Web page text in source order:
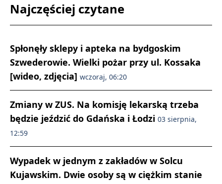
Najczęściej czytane
Spłonęły sklepy i apteka na bydgoskim
Szwederowie. Wielki pożar przy ul. Kossaka
[wideo, zdjęcia] wczoraj, 06:20
Zmiany w ZUS. Na komisję lekarską trzeba
będzie jeździć do Gdańska i Łodzi 03 sierpnia,
12:59
Wypadek w jednym z zakładów w Solcu
Kujawskim. Dwie osoby są w ciężkim stanie